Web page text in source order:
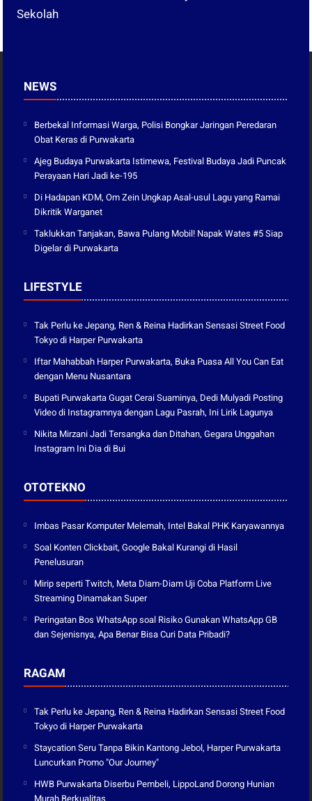
Sekolah
NEWS
Berbekal Informasi Warga, Polisi Bongkar Jaringan Peredaran
Obat Keras di Purwakarta
Ajeg Budaya Purwakarta Istimewa, Festival Budaya Jadi Puncak
Perayaan Hari Jadi ke-195
Di Hadapan KDM, Om Zein Ungkap Asal-usul Lagu yang Ramai
Dikritik Warganet
Taklukkan Tanjakan, Bawa Pulang Mobil! Napak Wates #5 Siap
Digelar di Purwakarta
LIFESTYLE
Tak Perlu ke Jepang, Ren & Reina Hadirkan Sensasi Street Food
Tokyo di Harper Purwakarta
Iftar Mahabbah Harper Purwakarta, Buka Puasa All You Can Eat
dengan Menu Nusantara
Bupati Purwakarta Gugat Cerai Suaminya, Dedi Mulyadi Posting
Video di Instagramnya dengan Lagu Pasrah, Ini Lirik Lagunya
Nikita Mirzani Jadi Tersangka dan Ditahan, Gegara Unggahan
Instagram Ini Dia di Bui
OTOTEKNO
Imbas Pasar Komputer Melemah, Intel Bakal PHK Karyawannya
Soal Konten Clickbait, Google Bakal Kurangi di Hasil
Penelusuran
Mirip seperti Twitch, Meta Diam-Diam Uji Coba Platform Live
Streaming Dinamakan Super
Peringatan Bos WhatsApp soal Risiko Gunakan WhatsApp GB
dan Sejenisnya, Apa Benar Bisa Curi Data Pribadi?
RAGAM
Tak Perlu ke Jepang, Ren & Reina Hadirkan Sensasi Street Food
Tokyo di Harper Purwakarta
Staycation Seru Tanpa Bikin Kantong Jebol, Harper Purwakarta
Luncurkan Promo "Our Journey"
HWB Purwakarta Diserbu Pembeli, LippoLand Dorong Hunian
Murah Berkualitas